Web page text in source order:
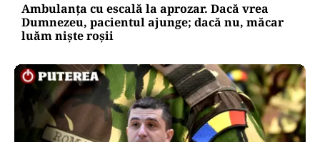
Ambulanța cu escală la aprozar. Dacă vrea
Dumnezeu, pacientul ajunge; dacă nu, măcar
luăm niște roșii